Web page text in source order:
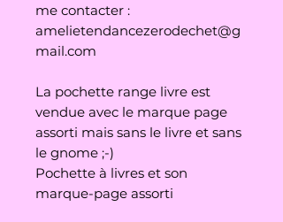
me contacter :
amelietendancezerodechet@g
mail.com
La pochette range livre est
vendue avec le marque page
assorti mais sans le livre et sans
le gnome ;-)
Pochette à livres et son
marque-page assorti